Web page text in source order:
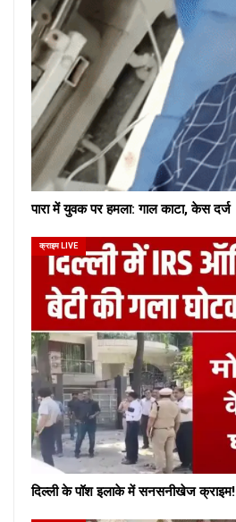
पारा में युवक पर हमला: गाल काटा, केस दर्ज
क्राइम LIVE
दिल्ली के पॉश इलाके में सनसनीखेज क्राइम!